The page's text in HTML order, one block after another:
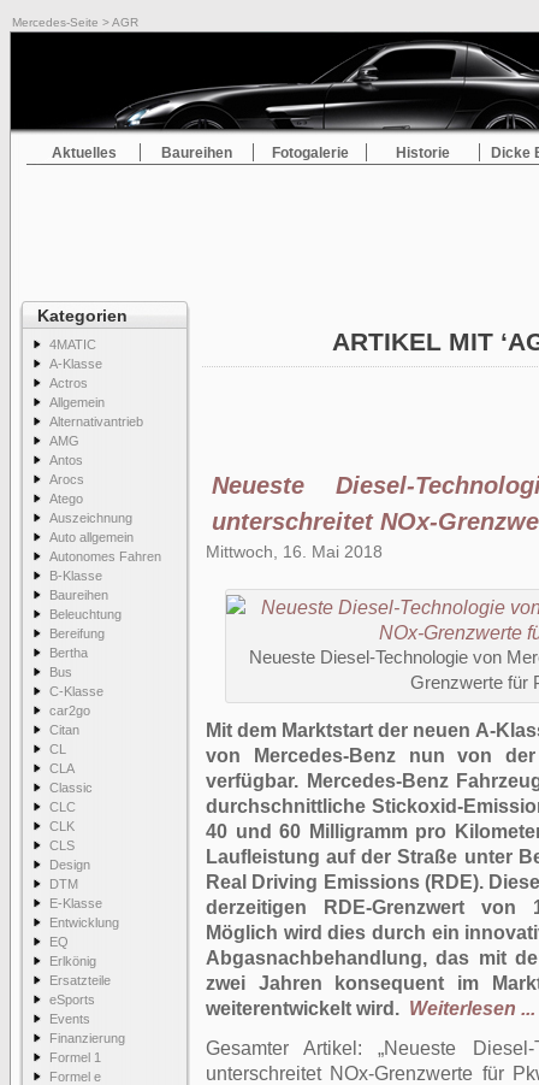
Mercedes-Seite > AGR
Aktuelles Baureihen Fotogalerie Historie Dicke
Kategorien
4MATIC
A-Klasse
Actros
Allgemein
Alternativantrieb
AMG
Antos
Arocs
Atego
Auszeichnung
Auto allgemein
Autonomes Fahren
B-Klasse
Baureihen
Beleuchtung
Bereifung
Bertha
Bus
C-Klasse
car2go
Citan
CL
CLA
Classic
CLC
CLK
CLS
Design
DTM
E-Klasse
Entwicklung
EQ
Erlkönig
Ersatzteile
eSports
Events
Finanzierung
Formel 1
Formel e
ARTIKEL MIT
Neueste Diesel-
unterschreitet NOx-
Mittwoch, 16. Mai 2018
Neueste Diesel-Technologie von
Grenzwerte für
Mit dem Marktstart der neuen A-
von Mercedes-Benz nun von
verfügbar. Mercedes-Benz
durchschnittliche Stickoxid-
40 und 60 Milligramm pro
Laufleistung auf der Straße unter
Real Driving Emissions (RDE).
derzeitigen RDE-Grenzwert von
Möglich wird dies durch ein
Abgasnachbehandlung, das mit
zwei Jahren konsequent im
weiterentwickelt wird. Weiterlesen ...
Gesamter Artikel: Neueste
unterschreitet NOx-Grenzwerte für